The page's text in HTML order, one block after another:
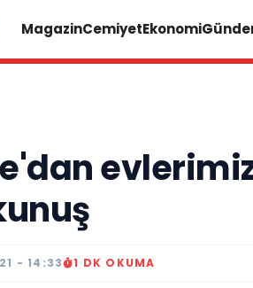
MagazinCemiyetEkonomi
- 14:33 1 DK OKUMA